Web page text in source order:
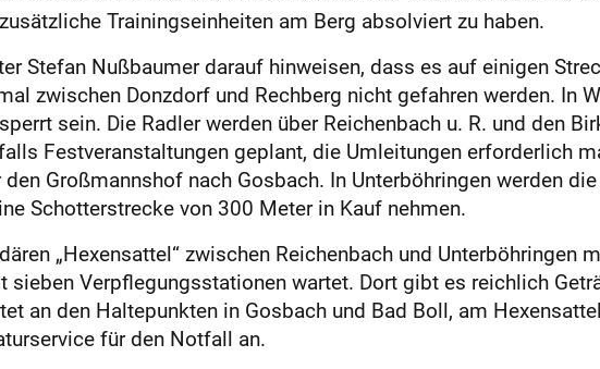
Trainingseinheiten am Berg absolviert zu haben.
Stefan Nußbaumer darauf hinweisen, dass es auf einigen
zwischen Donzdorf und Rechberg nicht gefahren werden. In
sein. Die Radler werden über Reichenbach u. R. und den
Festveranstaltungen geplant, die Umleitungen erforderlich
Großmannshof nach Gosbach. In Unterböhringen werden
Schotterstrecke von 300 Meter in Kauf nehmen.
„Hexensattel“ zwischen Reichenbach und Unterböhringen
sieben Verpflegungsstationen wartet. Dort gibt es reichlich
an den Haltepunkten in Gosbach und Bad Boll, am
für den Notfall an.